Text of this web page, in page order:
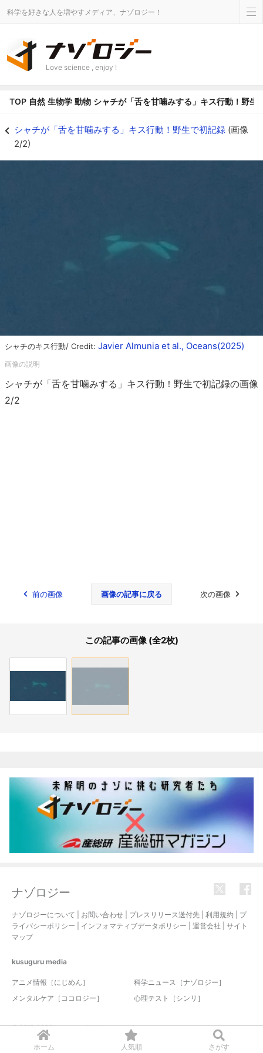
ホーム 人気順 さがす
科学を好きな人を増やすメディア、ナゾロジー！
Love science , enjoy !
TOP 自然 生物学 動物 シャチが「舌を甘噛みする」キス行動！野生
シャチが「舌を甘噛みする」キス行動！野生で初記録 (画像
2/2)
シャチのキス行動/ Credit: Javier Almunia et al., Oceans(2025)
シャチが「舌を甘噛みする」キス行動！野生で初記録の画像
2/2
前の画像 画像の記事に戻る 次の画像
この記事の画像 (全2枚)
ナゾロジー
ナゾロジーについて お問い合わせ プレスリリース送付先 利用規約
プ
ライバシーポリシー
インフォマティブデータポリシー 運営会社
サイト
マップ
kusuguru media
アニメ情報［にじめん］
科学ニュース［ナゾロジー］
メンタルケア［ココロジー］
心理テスト［シンリ］
© 2017-2026 nazology. all rights reserved.